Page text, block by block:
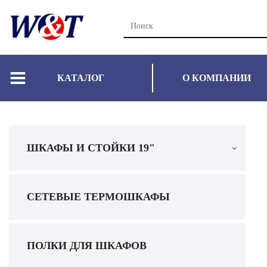
КАТАЛОГ О КОМПАНИИ
ШКАФЫ И СТОЙКИ 19"
СЕТЕВЫЕ ТЕРМОШКАФЫ
ПОЛКИ ДЛЯ ШКАФОВ